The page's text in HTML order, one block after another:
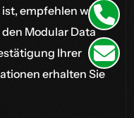
empfehlen wir
Modular Data
Ihrer
erhalten Sie